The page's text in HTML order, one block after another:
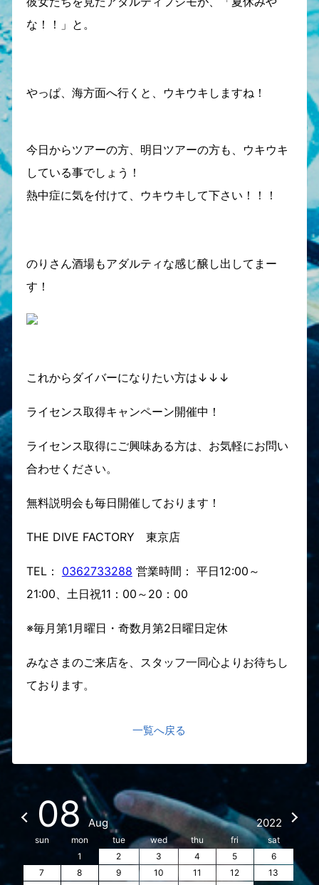
な！！」と。
やっぱ、海方面へ行くと、ウキウキしますね！
今日からツアーの方、明日ツアーの方も、ウキウキ
している事でしょう！
熱中症に気を付けて、ウキウキして下さい！！！
のりさん酒場もアダルティな感じ醸し出してまー
す！
これからダイバーになりたい方は↓↓↓
ライセンス取得キャンペーン開催中！
ライセンス取得にご興味ある方は、お気軽にお問い
合わせください。
無料説明会も毎日開催しております！
THE DIVE FACTORY 東京店
TEL： 0362733288 営業時間： 平日12:00～
21:00、土日祝11：00～20：00
※毎月第1月曜日・奇数月第2日曜日定休
みなさまのご来店を、スタッフ一同心よりお待ちし
ております。
一覧へ戻る
08 Aug 2022
sun mon tue wed thu fri
sat
1
2 3 4 5
6
7
8 9 10 11 12
13